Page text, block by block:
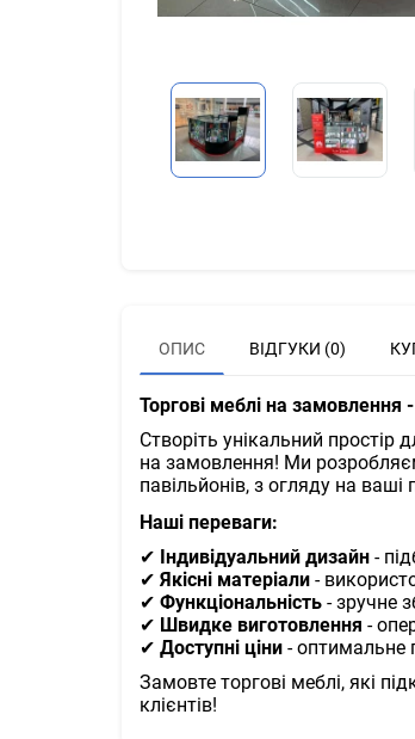
ОПИС ВІДГУКИ (0)
Торгові меблі на замовлення
Створіть унікальний
на замовлення! Ми
павільйонів, з огляду на ваші
Наші переваги:
✔ Індивідуальний дизайн -
✔ Якісні матеріали -
✔ Функціональність - зручне
✔ Швидке виготовлення -
✔ Доступні ціни - оптимальне
Замовте торгові меблі, які
клієнтів!